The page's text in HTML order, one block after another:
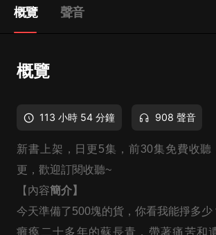
概覽 聲音
概覽
113 小時 54 分鐘 908 聲音
新書上架，日更5集，前30集免費收聽
更，歡迎訂閱收聽~
【內容簡介】
今天準備了500塊的貨，你看我能掙多少
癱瘓二十多年的蘇長青，帶著痛苦和